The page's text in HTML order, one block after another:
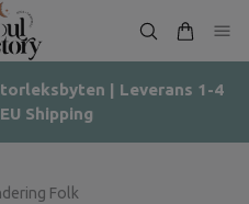
| Leverans 1-4
Shipping
Folk